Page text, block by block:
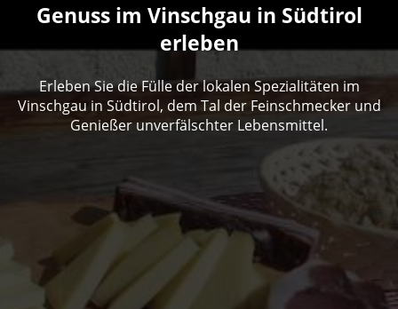
Genuss im Vinschgau in Südtirol
erleben
Erleben Sie die Fülle der lokalen Spezialitäten im
Vinschgau in Südtirol, dem Tal der Feinschmecker und
Genießer unverfälschter Lebensmittel.